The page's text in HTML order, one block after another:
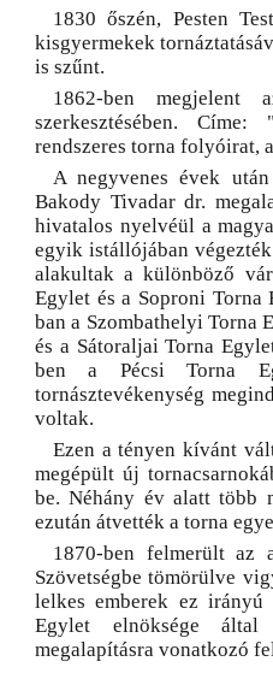
1830 őszén, Pesten
kisgyermekek
is szűnt.
1862-ben megjelent
szerkesztésében.
rendszeres torna folyóirat,
A negyvenes évek
Bakody Tivadar dr.
hivatalos nyelvéül a
egyik istállójában
alakultak a különböző
Egylet és a Soproni Torna
ban a Szombathelyi Torna
és a Sátoraljai Torna
ben a Pécsi Torna
tornásztevékenység
voltak.
Ezen a tényen kívánt
megépült új
be. Néhány év alatt több
ezután átvették a torna
1870-ben felmerült az
Szövetségbe tömörülve
lelkes emberek ez irányú
Egylet elnöksége
megalapításra vonatkozó